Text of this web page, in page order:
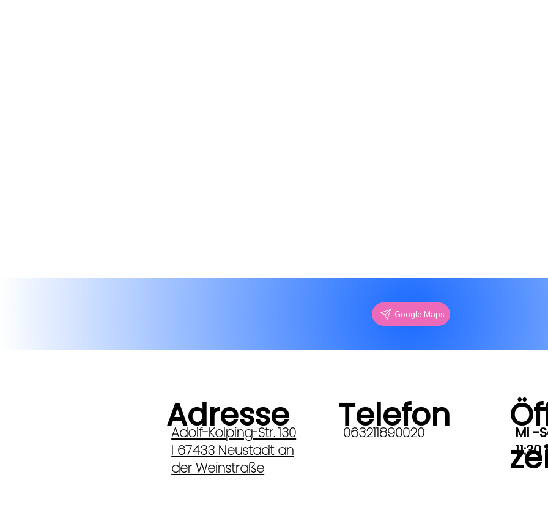
Google Maps
Adolf-Kolping-Str. 130
I 67433 Neustadt an
der Weinstraße
Adresse 063211890020
Telefon
Mi -